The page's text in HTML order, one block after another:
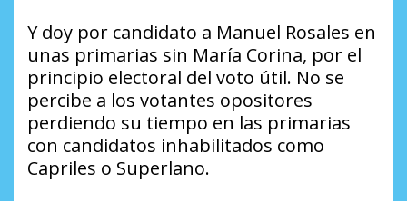
Y doy por candidato a Manuel Rosales en
unas primarias sin María Corina, por el
principio electoral del voto útil. No se
percibe a los votantes opositores
perdiendo su tiempo en las primarias
con candidatos inhabilitados como
Capriles o Superlano.